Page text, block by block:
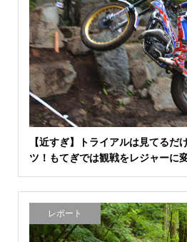
【近すぎ】トライアルは見てるだ
ツ！もてぎでは観戦をレジャーに
レポート